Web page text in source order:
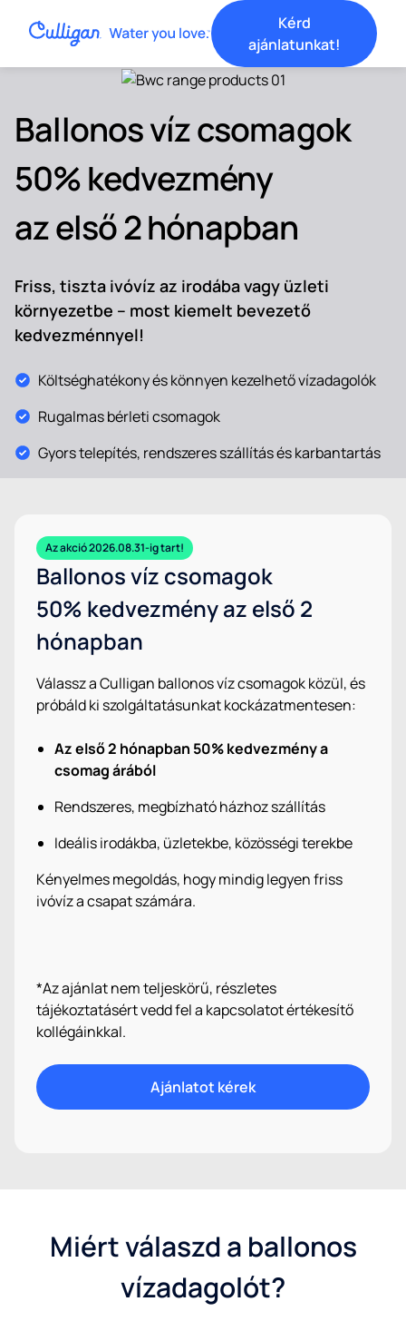
Kérd
ajánlatunkat!
Ballonos víz csomagok
50% kedvezmény
az első 2 hónapban
Friss, tiszta ivóvíz az irodába vagy üzleti
környezetbe – most kiemelt bevezető
kedvezménnyel!
Költséghatékony és könnyen kezelhető vízadagolók
Rugalmas bérleti csomagok
Gyors telepítés, rendszeres szállítás és karbantartás
Az akció 2026.08.31-ig tart!
Ballonos víz csomagok
50% kedvezmény az első 2
hónapban
Válassz a Culligan ballonos víz csomagok közül, és
próbáld ki szolgáltatásunkat kockázatmentesen:
Az első 2 hónapban 50% kedvezmény a
csomag árából
Rendszeres, megbízható házhoz szállítás
Ideális irodákba, üzletekbe, közösségi terekbe
Kényelmes megoldás, hogy mindig legyen friss
ivóvíz a csapat számára.
*Az ajánlat nem teljeskörű, részletes
tájékoztatásért vedd fel a kapcsolatot értékesítő
kollégáinkkal.
Ajánlatot kérek
Miért válaszd a ballonos
vízadagolót?